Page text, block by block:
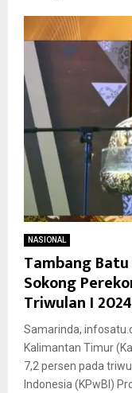
NASIONAL
Tambang
Sokong
Triwulan I 2024
Samarinda,
Kalimantan Timur
7,2 persen pada
Indonesia (KPwBI)